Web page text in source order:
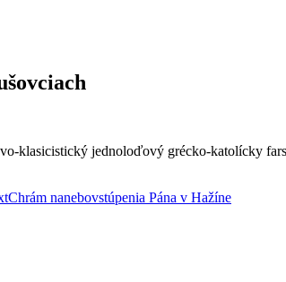
klasicistický jednoloďový grécko-katolícky
Chrám nanebovstúpenia Pána v Hažíne